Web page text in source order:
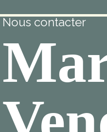
Nous contacter